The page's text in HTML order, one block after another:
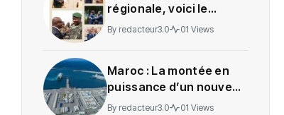
régionale, voici le
message de Wadagni
By redacteur3.0 01 Views
Maroc : La montée en
puissance d’un nouveau
centre névralgique de
By redacteur3.0 01 Views